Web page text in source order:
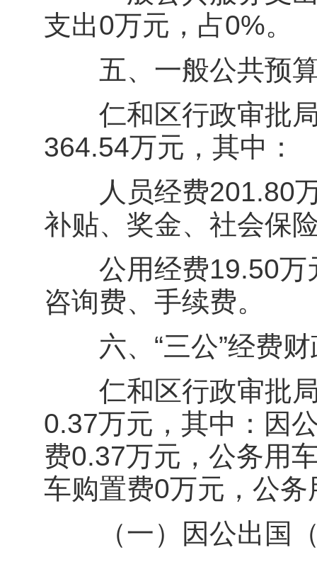
支出0万元，占0%。
五、一般公共预算
仁和区行政审批局
364.54万元，其中：
人员经费201.80万
补贴、奖金、社会保
公用经费19.50万
咨询费、手续费。
六、“三公”经费财
仁和区行政审批局
0.37万元，其中：因
费0.37万元，公务用
车购置费0万元，公
（一）因公出国（